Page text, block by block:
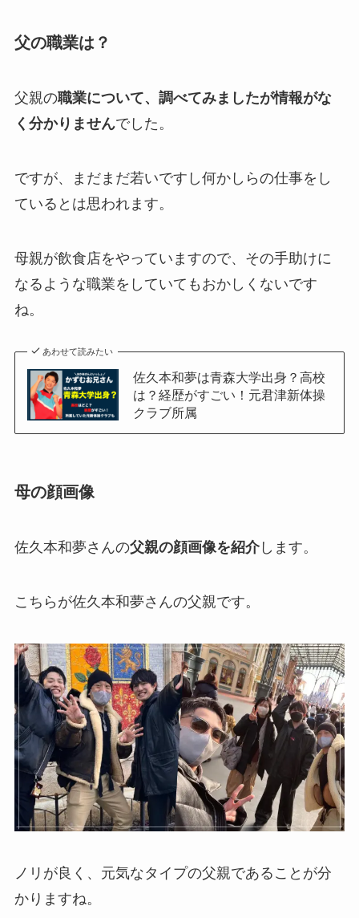
父の職業は？
父親の職業について、調べてみましたが情報がな
く分かりませんでした。
ですが、まだまだ若いですし何かしらの仕事をし
ているとは思われます。
母親が飲食店をやっていますので、その手助けに
なるような職業をしていてもおかしくないです
ね。
あわせて読みたい
佐久本和夢は青森大学出身？高校
は？経歴がすごい！元君津新体操
クラブ所属
母の顔画像
佐久本和夢さんの父親の顔画像を紹介します。
こちらが佐久本和夢さんの父親です。
ノリが良く、元気なタイプの父親であることが分
かりますね。